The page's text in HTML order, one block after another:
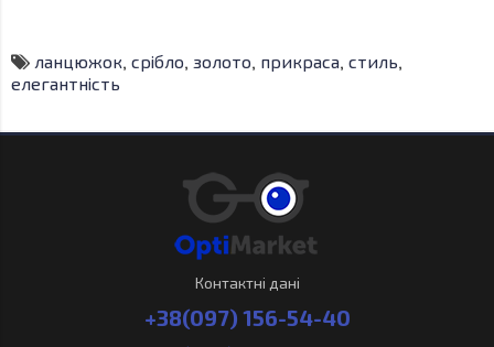
ланцюжок, срібло, золото, прикраса, стиль,
елегантність
Контактні дані
+38(097) 156-54-40